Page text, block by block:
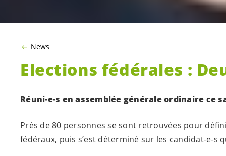
News
Elections fédérales :
Réuni-e-s en assemblée générale ordinaire ce
Près de 80 personnes se sont retrouvées pour
fédéraux, puis s’est déterminé sur les candidat-e-s